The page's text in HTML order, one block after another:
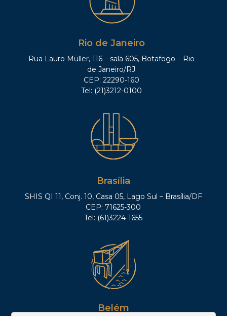
Rio de Janeiro
Rua Lauro Müller, 116 – sala 605, Botafogo – Rio
de Janeiro/RJ
CEP: 22290-160
Tel: (21)3212-0100
Brasília
SHIS QI 11, Conj. 10, Casa 05, Lago Sul – Brasília/DF
CEP: 71625-300
Tel: (61)3224-1655
Belém